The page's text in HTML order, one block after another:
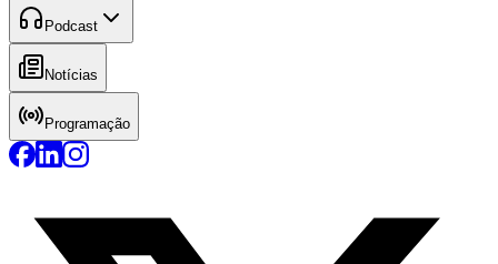
Podcast
Notícias
Programação